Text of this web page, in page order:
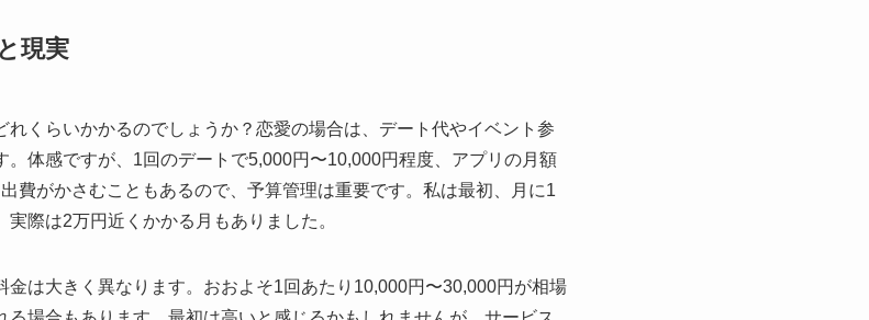
現実
くらいかかるのでしょうか？恋愛の場合は、デート代やイベント参
。体感ですが、1回のデートで5,000円〜10,000円程度、アプリの月額
費がかさむこともあるので、予算管理は重要です。私は最初、月に1
際は2万円近くかかる月もありました。
金は大きく異なります。おおよそ1回あたり10,000円〜30,000円が相場